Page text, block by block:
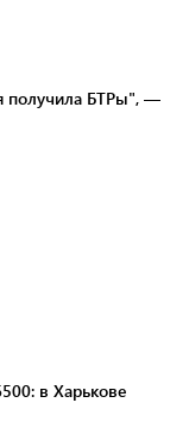
получила БТРы", —
в Харькове